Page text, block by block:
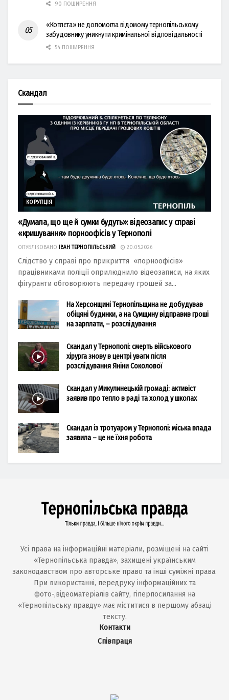
90 ПОШИРЕННЯ
«Котлєта» не допомогла відомому тернопільському
забудовнику уникнути кримінальної відповідальності
54 ПОШИРЕННЯ
Скандал
КОРУПЦІЯ
«Думала, що ще й сумки будуть»: відеозапис у справі
«кришування» порноофісів у Тернополі
ОПУБЛІКОВАНО ІВАН ТЕРНОПІЛЬСЬКИЙ 20.05.2026
Слідство у справі про прикриття «порноофісів»
працівниками поліції оприлюднило відеозаписи, на яких
фігуранти обговорюють передачу грошей за...
На Херсонщині Тернопільщина не добудував
обіцяні будинки, а на Сумщину відправив гроші
на зарплати, – розслідування
Скандал у Тернополі: смерть військового
хірурга знову в центрі уваги після
розслідування Яніни Соколової
Скандал у Микулинецькій громаді: активіст
заявив про тепло в раді та холод у школах
Скандал із тротуаром у Тернополі: міська влада
заявила – це не їхня робота
Усі права на інформаційні матеріали, розміщені на сайті
«Тернопільська правда», захищені українським
законодавством про авторське право та інші суміжні права.
При використанні, передруку інформаційних та
фото-,відеоматеріалів сайту, гіперпосилання на
«Тернопільську правду» має міститися в першому абзаці
тексту.
Контакти
Співпраця